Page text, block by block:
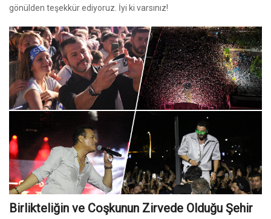
gönülden teşekkür ediyoruz. İyi ki varsınız!
Birlikteliğin ve Coşkunun Zirvede Olduğu Şehir